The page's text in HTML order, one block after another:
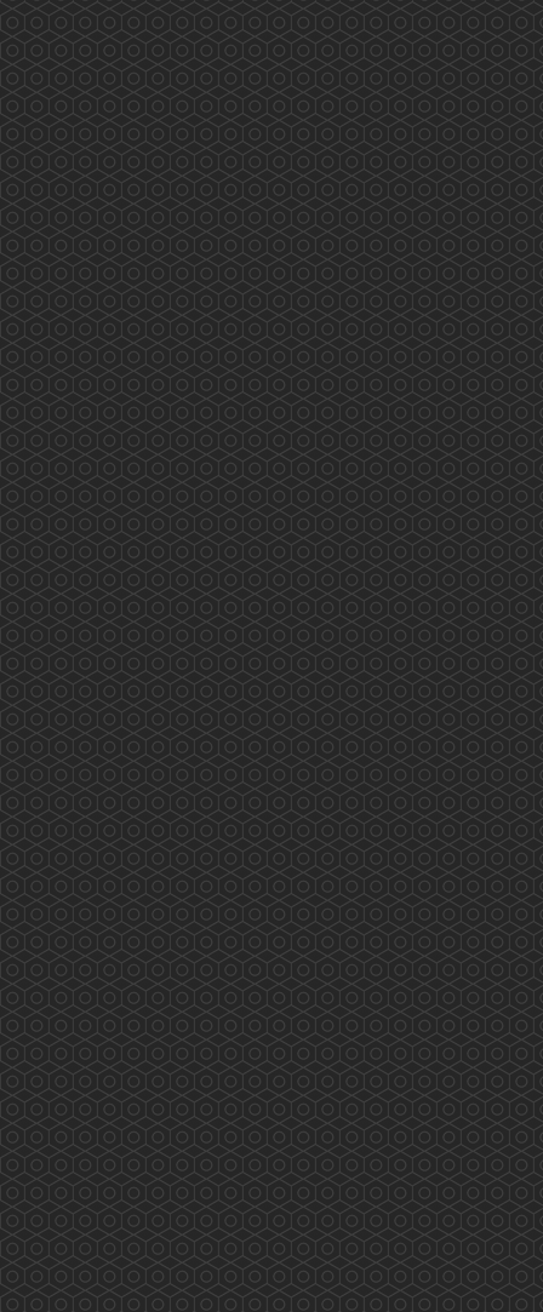
2019施政報告醫療界諮詢會(2019.07.30)
2019施政報告醫療界諮詢會(2019年7月30日) 龐
愛蘭主席代表香港藥學會出席是次諮詢會，以下
是她的發言重點: 因為歷史和不合時宜的法例，
令香港藥劑師不同於外國，專業發揮空間被長期
壓制！身為藥劑師都希望能發揮所長，貢獻社
會，但苦無太多機會。（本地兩間大學藥劑學位
課程均由納稅人資助） 鑒於會上的醫生和護士都
人手短缺，藥劑師是藥物專家，可分擔部分醫療
工...
More
藥劑及毒藥管理局「藥劑師專業發展專案組」 會
議內容重點 (2019.4.2)
2019年4月2日藥劑及毒藥管理局「藥劑師專業發
展專案組」 會議內容重點 會議由8個團體代表
參與，內容主要由局方介紹美國、英國、澳洲、
加拿大、新加坡及中國等地區藥劑師的持續教育
情況及香港藥劑及毒藥管理局、美國、英國、澳
洲、加拿大及中國Pharmacy Council 的情況。
香港藥學會要求Term of Refe...
More
相「藥」在沙田 (2019.07.19)
2019/07/19 香港藥學會 香港藥學會慈善基金 相
「藥」在沙田 沙田區長者安全用藥推廣及實踐計
劃除了研究報告，藥劑師藥物諮詢計劃外，還有
老友記參與成為「安全用藥大使」。 百多位老友
記今天終於全部完成所有要求，並獲頒委任狀。
他/她們會繼續在朋輩推廣安全用藥，而香港藥學
會慈善基金亦透過兩位大學生義工，在滂沱大雨
中將小册子、證書及禮物等送達九間長者中心。
...
More
老有所醫「流動綜合診所」(2019.07.07)
香港藥學會PSHK 香港藥學會慈善基金PSCF 老
有所醫「流動綜合診所」 藥劑師與您 攜手保安
康 專業展關懷 服務人為本 多位香港藥學會藥
劑師參與 老有所醫「流動綜合診所」提供專業服
務： Scarlett Pong, Peter Suen, Rex Ng,
Kathleen Kung, Dick...
More
香港藥學會大灣區（深圳）考察團
香港藥學會大灣區（深圳）考察團 (2018年11月
16至18日) 外訪單位及內容： 2018年11月16日
(星期五)下午：與深圳衛計委交流，內容包括：
1. 國內醫保體制如何運作？ 2.香港同深圳在醫療
藥物方面可有合作空間？ 3.推進醫藥衛生體制改
革；組織實施基本藥物制度；健全、完善公共衛
生服務體系和醫療服務體系，推進基本公共衛生
服務均等化。 4.組...
More
Hong Kong Pharmaceutical Journal
VOL 30 - NO.3 (SEP-DEC 2024)...
More
PSHK Practical Flu and Seasonal Vaccinations
Training Workshop
PSHK Practical Flu and Seasonal Vaccinations
Training Workshop (14 Nov 2018) PSHK will
offer you Face-to-Face training/workshop on
vaccination technique. The instructor is Mr. Alex
Leung, FRS...
More